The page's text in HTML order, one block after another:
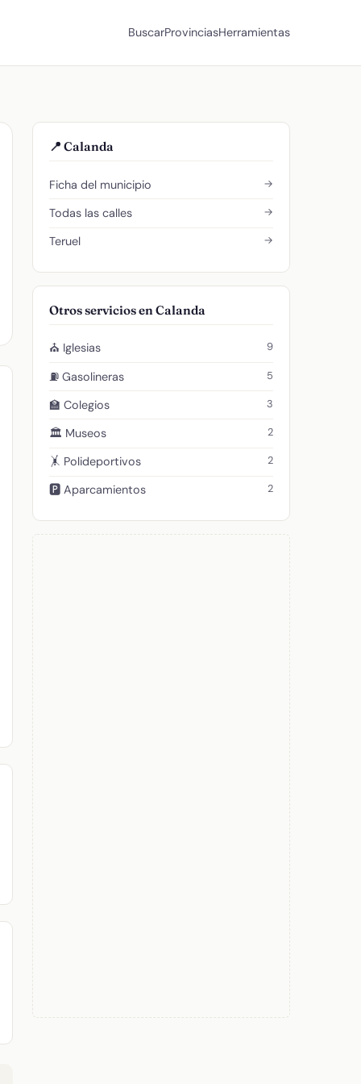
BuscarProvinciasHerramientas
📍 Calanda
Ficha del municipio →
Todas las calles →
Teruel →
Otros servicios en Calanda
⛪ Iglesias 9
⛽ Gasolineras 5
🏫 Colegios 3
🏛️ Museos 2
🤸 Polideportivos 2
🅿️ Aparcamientos 2